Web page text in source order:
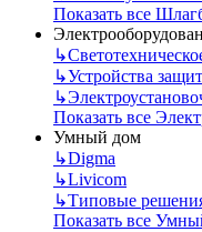
Показать все
↳
↳Устройства
↳
Показать все
Умный дом
↳Digma
↳Livicom
↳Типовые
Показать все